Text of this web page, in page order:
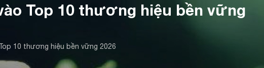
Top 10 thương hiệu bền vững
10 thương hiệu bền vững 2026